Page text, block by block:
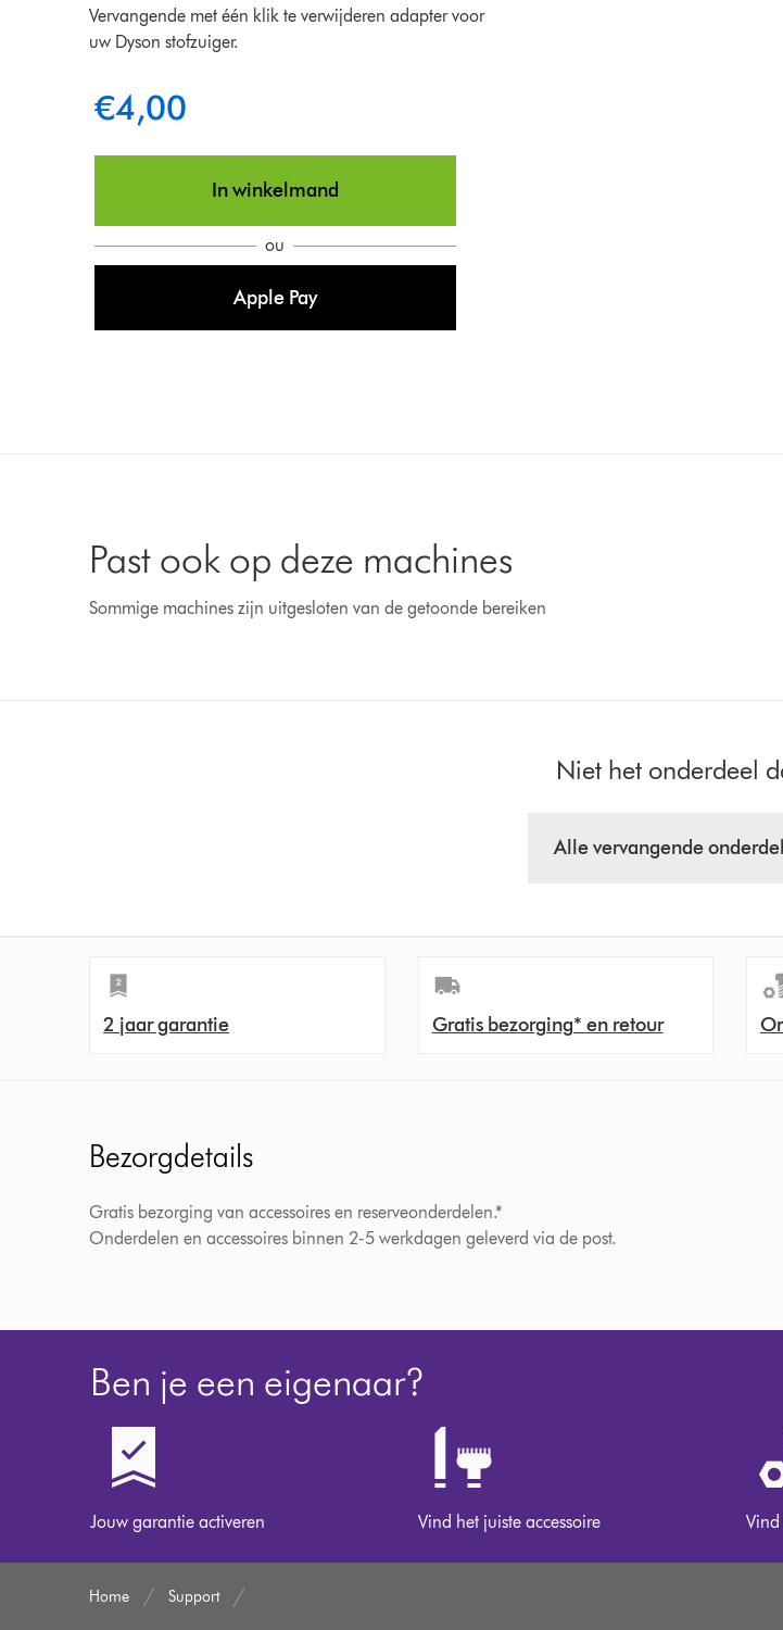
Vervangende met één klik te verwijderen adapter voor
uw Dyson stofzuiger.
€4,00
In winkelmand
ou
Apple Pay
Past ook op deze machines
Sommige machines zijn uitgesloten van de getoonde bereiken
Niet het onderdeel
Alle vervangende
2 jaar garantie Gratis bezorging* en retour
Bezorgdetails
Gratis bezorging van accessoires en reserveonderdelen.*
Onderdelen en accessoires binnen 2-5 werkdagen geleverd via de post.
Ben je een eigenaar?
Jouw garantie activeren Vind het juiste accessoire Vind
Home Support